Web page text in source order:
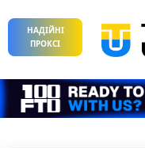
НАДІЙНІ
ПРОКСІ